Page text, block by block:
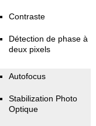
Contraste
Détection de phase à
deux pixels
Autofocus
Stabilization Photo
Optique